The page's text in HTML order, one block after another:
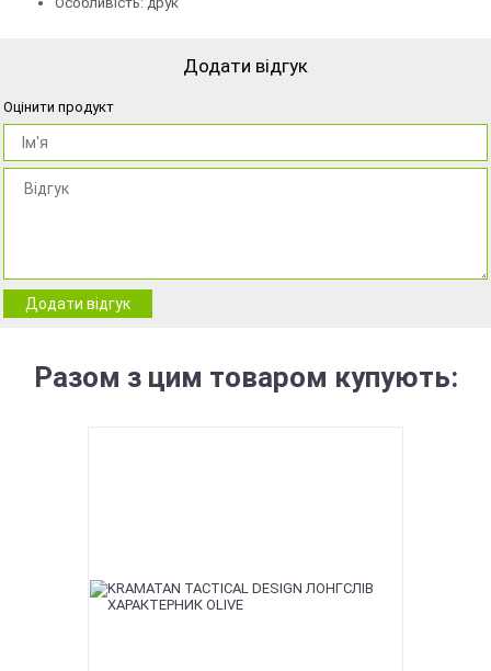
Додати відгук
Оцінити продукт
Додати відгук
Разом з цим товаром купують: